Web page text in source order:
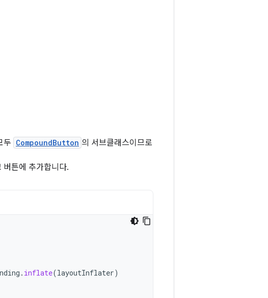
두 CompoundButton 의 서브클래스이므로
버튼에 추가합니다.
. inflate(layoutInflater)